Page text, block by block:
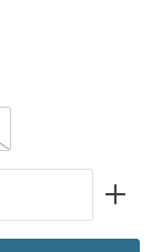
nicht verfügbar.)
nicht verfügbar.)
Option ist zurzeit
Wert ein